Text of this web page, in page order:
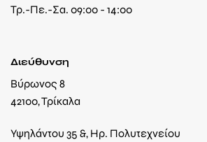
Τρ.-Πε.-Σα. 09:00 - 14:00
Διεύθυνση
Βύρωνος 8
42100, Τρίκαλα
Υψηλάντου 35 &, Ηρ. Πολυτεχνείου